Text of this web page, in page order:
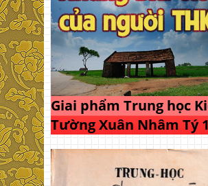
Giai phẩm Trung học
Tường Xuân Nhâm Tý